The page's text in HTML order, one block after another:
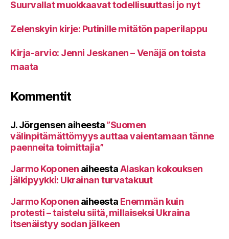
Suurvallat muokkaavat todellisuuttasi jo nyt
Zelenskyin kirje: Putinille mitätön paperilappu
Kirja-arvio: Jenni Jeskanen – Venäjä on toista
maata
Kommentit
J. Jörgensen aiheesta”Suomen
välinpitämättömyys auttaa vaientamaan tänne
paenneita toimittajia”
Jarmo Koponen aiheestaAlaskan kokouksen
jälkipyykki: Ukrainan turvatakuut
Jarmo Koponen aiheesta Enemmän kuin
protesti – taistelu siitä, millaiseksi Ukraina
itsenäistyy sodan jälkeen